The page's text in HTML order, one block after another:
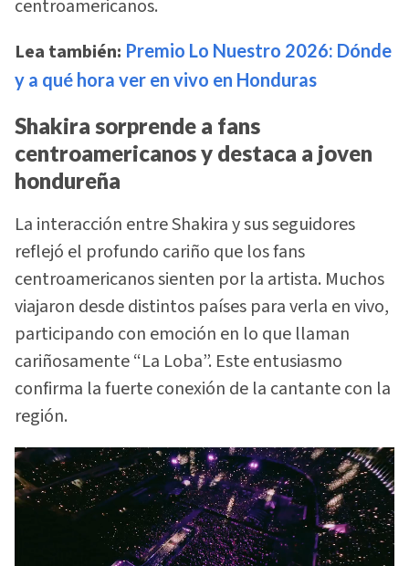
centroamericanos.
Lea también: Premio Lo Nuestro 2026: Dónde
y a qué hora ver en vivo en Honduras
Shakira sorprende a fans
centroamericanos y destaca a joven
hondureña
La interacción entre Shakira y sus seguidores
reflejó el profundo cariño que los fans
centroamericanos sienten por la artista. Muchos
viajaron desde distintos países para verla en vivo,
participando con emoción en lo que llaman
cariñosamente “La Loba”. Este entusiasmo
confirma la fuerte conexión de la cantante con la
región.